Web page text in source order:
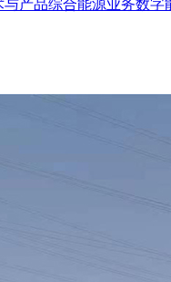
与产品综合能源业务数